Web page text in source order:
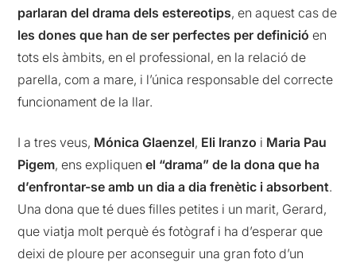
parlaran del drama dels estereotips, en aquest cas de
les dones que han de ser perfectes per definició en
tots els àmbits, en el professional, en la relació de
parella, com a mare, i l’única responsable del correcte
funcionament de la llar.
I a tres veus, Mónica Glaenzel, Eli Iranzo i Maria Pau
Pigem, ens expliquenel “drama” de la dona que ha
d’enfrontar-se amb un dia a dia frenètic i absorbent.
Una dona que té dues filles petites i un marit, Gerard,
que viatja molt perquè és fotògraf i ha d’esperar que
deixi de ploure per aconseguir una gran foto d’un